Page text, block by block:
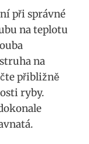
při⁣ správné
na teplotu
na
‍přibližně⁣
⁢ryby.